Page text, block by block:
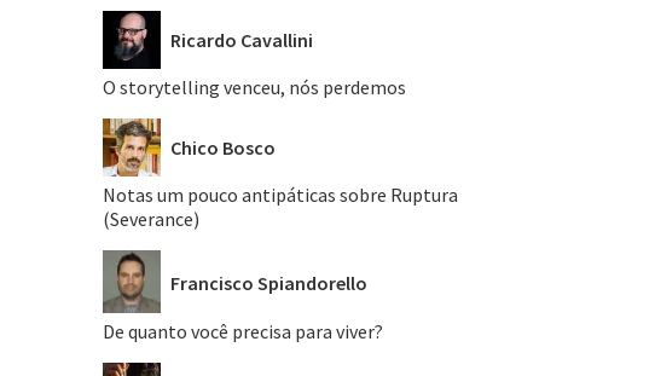
Ricardo Cavallini
O storytelling venceu, nós perdemos
Chico Bosco
Notas um pouco antipáticas sobre Ruptura
(Severance)
Francisco Spiandorello
De quanto você precisa para viver?